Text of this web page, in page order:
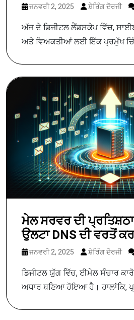
ਜਨਵਰੀ 2, 2025 ਸ਼ੇਰਿੰਗ ਦੋਰਜੀ
ਅੱਜ ਦੇ ਡਿਜੀਟਲ ਲੈਂਡਸਕੇਪ ਵਿੱਚ,
ਅਤੇ ਵਿਅਕਤੀਆਂ ਲਈ ਇੱਕ ਪ੍ਰਮੁੱਖ
ਮੇਲ ਸਰਵਰ ਦੀ
ਉਲਟਾ DNS ਦੀ ਵਰਤੋਂ
ਜਨਵਰੀ 2, 2025 ਸ਼ੇਰਿੰਗ ਦੋਰਜੀ
ਡਿਜੀਟਲ ਯੁੱਗ ਵਿੱਚ, ਈਮੇਲ ਸੰਚਾਰ
ਅਧਾਰ ਬਣਿਆ ਹੋਇਆ ਹੈ। ਹਾਲਾਂਕਿ,